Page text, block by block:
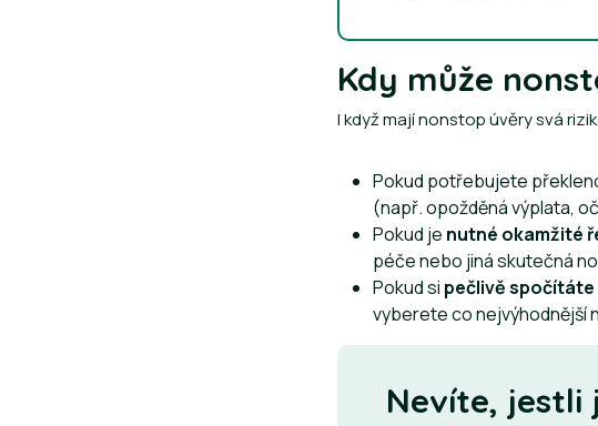
Kdy může
I když mají nonstop úvěry svá
Pokud potřebujete
(např. opožděná výplata,
Pokud je nutné okamžité
péče nebo jiná skutečná
Pokud si pečlivě
vyberete co nejvýhodnější
Nevíte, jestli